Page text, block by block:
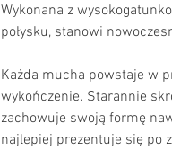
Wykonana z
połysku, stanowi
Każda mucha powstaje w
wykończenie. Starannie
zachowuje swoją formę
najlepiej prezentuje się po